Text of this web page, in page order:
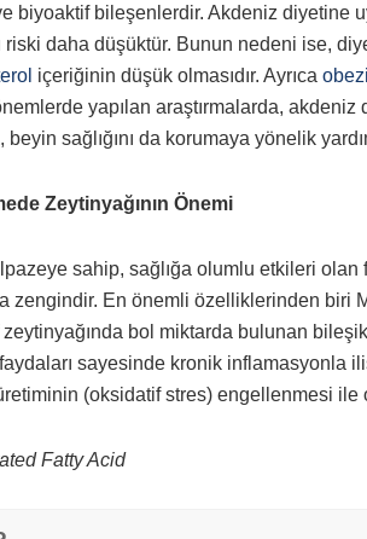
biyoaktif bileşenlerdir. Akdeniz diyetine
riski daha düşüktür. Bunun nedeni ise,
içeriğinin düşük olmasıdır. Ayrıca
yapılan araştırmalarda,
beyin sağlığını da korumaya yönelik
Zeytinyağının Önemi
sahip, sağlığa olumlu etkileri
zengindir. En önemli özelliklerinden biri
zeytinyağında bol miktarda bulunan
faydaları sayesinde kronik inflamasyonla
(oksidatif stres) engellenmesi
Fatty Acid